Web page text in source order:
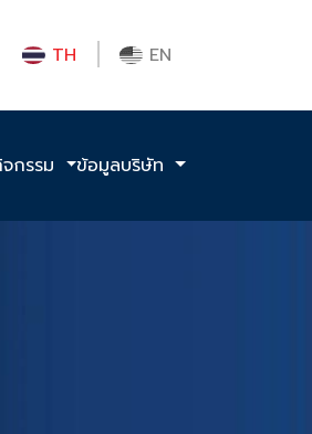
TH EN
กรรม ข้อมูลบริษัท